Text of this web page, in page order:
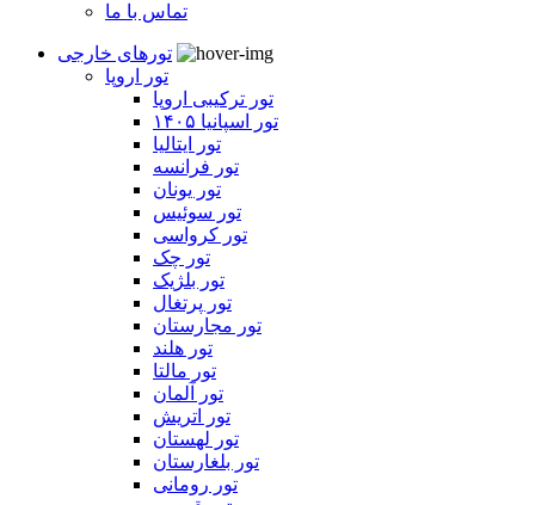
تماس با ما
تورهای خارجی
تور اروپا
تور ترکیبی اروپا
تور اسپانیا ۱۴۰۵
تور ایتالیا
تور فرانسه
تور یونان
تور سوئیس
تور کرواسی
تور چک
تور بلژیک
تور پرتغال
تور مجارستان
تور هلند
تور مالتا
تور آلمان
تور اتریش
تور لهستان
تور بلغارستان
تور رومانی